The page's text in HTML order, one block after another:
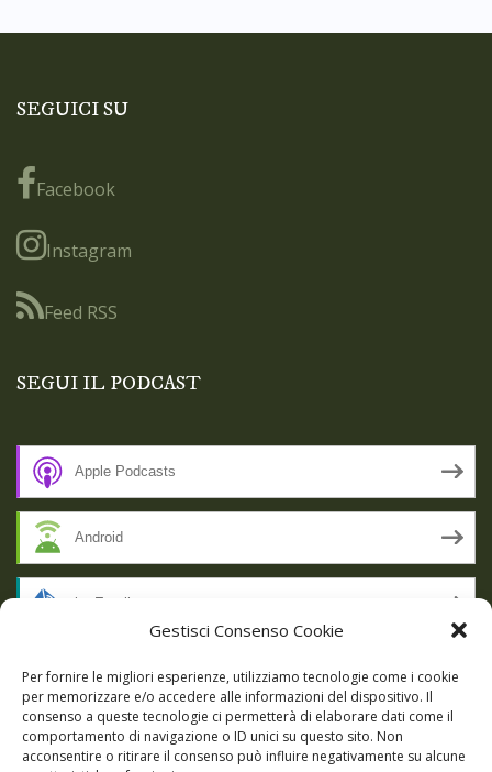
Gestisci Consenso Cookie
Per fornire le migliori esperienze, utilizziamo tecnologie come i cookie
per memorizzare e/o accedere alle informazioni del dispositivo. Il
consenso a queste tecnologie ci permetterà di elaborare dati come il
comportamento di navigazione o ID unici su questo sito. Non
acconsentire o ritirare il consenso può influire negativamente su alcune
SEGUICI SU
Facebook
Instagram
Feed RSS
SEGUI IL PODCAST
Apple Podcasts
Android
by Email
RSS
SSL SECURE